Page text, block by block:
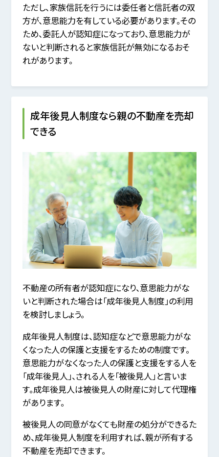
ただし、家族信託を行うには委任者と信託者の双
方が、意思能力を有している必要があります。その
ため、委託人が認知症になっており、意思能力が
ないと判断されると家族信託が無効になるおそ
れがあります。
成年後見人制度なら親の不動産を売却
できる
不動産の所有者が認知症になり、意思能力がな
いと判断された場合は「成年後見人制度」の利用
を検討しましょう。
成年後見人制度は、認知症などで意思能力がな
くなった人の保護と支援をするための制度です。
意思能力がなくなった人の保護と支援をする人を
「成年後見人」、される人を「被後見人」と言いま
す。成年後見人は被後見人の財産に対して代理権
があります。
被後見人の同意がなくても財産の処分ができるた
め、成年後見人制度を利用すれば、親が所有する
不動産を売却できます。